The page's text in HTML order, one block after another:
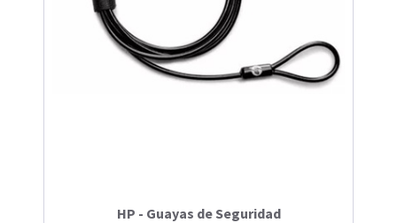
HP - Guayas de Seguridad